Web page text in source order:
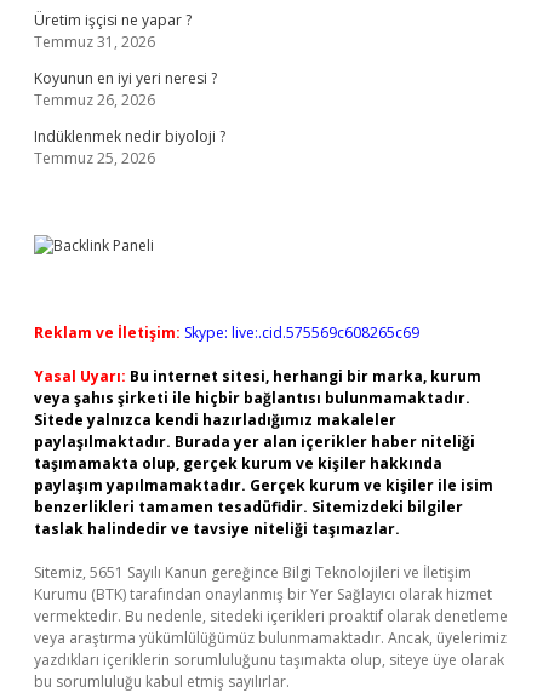
Üretim işçisi ne yapar ?
Temmuz 31, 2026
Koyunun en iyi yeri neresi ?
Temmuz 26, 2026
Indüklenmek nedir biyoloji ?
Temmuz 25, 2026
Reklam ve İletişim: Skype: live:.cid.575569c608265c69
Yasal Uyarı: Bu internet sitesi, herhangi bir marka, kurum
veya şahıs şirketi ile hiçbir bağlantısı bulunmamaktadır.
Sitede yalnızca kendi hazırladığımız makaleler
paylaşılmaktadır. Burada yer alan içerikler haber niteliği
taşımamakta olup, gerçek kurum ve kişiler hakkında
paylaşım yapılmamaktadır. Gerçek kurum ve kişiler ile isim
benzerlikleri tamamen tesadüfidir. Sitemizdeki bilgiler
taslak halindedir ve tavsiye niteliği taşımazlar.
Sitemiz, 5651 Sayılı Kanun gereğince Bilgi Teknolojileri ve İletişim
Kurumu (BTK) tarafından onaylanmış bir Yer Sağlayıcı olarak hizmet
vermektedir. Bu nedenle, sitedeki içerikleri proaktif olarak denetleme
veya araştırma yükümlülüğümüz bulunmamaktadır. Ancak, üyelerimiz
yazdıkları içeriklerin sorumluluğunu taşımakta olup, siteye üye olarak
bu sorumluluğu kabul etmiş sayılırlar.